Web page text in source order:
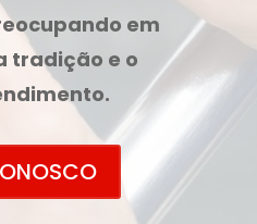
em
tradição e o